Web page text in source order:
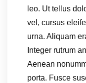
leo. Ut tellus
vel, cursus
urna. Aliquam
Integer rutrum
Aenean
porta. Fusce